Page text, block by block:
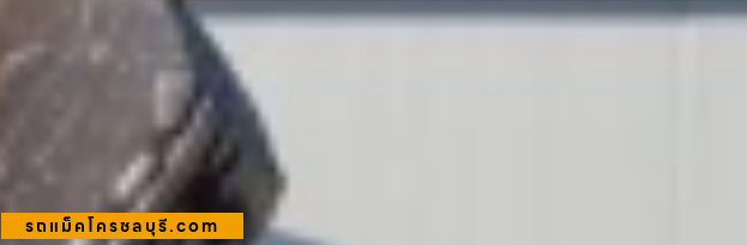
รถแม็คโครชลบุรี.com